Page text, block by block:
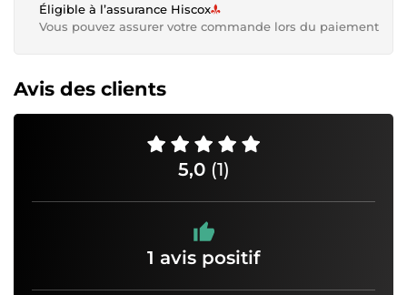
Éligible à l’assurance Hiscox
Vous pouvez assurer votre commande lors du paiement
Avis des clients
5,0 (1)
1 avis positif